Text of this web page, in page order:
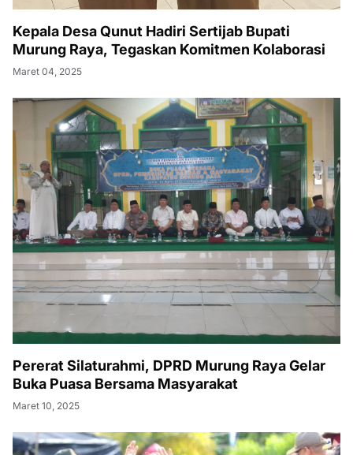
Kepala Desa Qunut Hadiri Sertijab Bupati
Murung Raya, Tegaskan Komitmen Kolaborasi
Maret 04, 2025
Pererat Silaturahmi, DPRD Murung Raya Gelar
Buka Puasa Bersama Masyarakat
Maret 10, 2025